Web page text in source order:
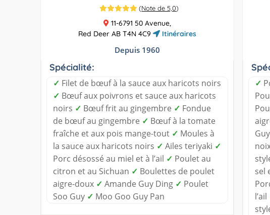
(Note de 5,0)
11-6791 50 Avenue,
Red Deer AB T4N 4C9
Itinéraires
Depuis 1960
Spécialité:
✓ Filet de bœuf à la sauce aux haricots noirs
✓ Bœuf aux poivrons et sauce aux haricots
noirs ✓ Bœuf frit au gingembre ✓ Fondue
de bœuf au gingembre ✓ Bœuf à la tomate
fraîche et aux pois mange-tout ✓ Moules à
la sauce aux haricots noirs ✓ Ailes teriyaki ✓
Porc désossé au miel et à l’ail ✓ Poulet au
citron et au Sichuan ✓ Boulettes de poulet
aigre-doux ✓ Amande Guy Ding ✓ Poulet
Soo Guy ✓ Moo Goo Guy Pan
✓
sel
l’ail